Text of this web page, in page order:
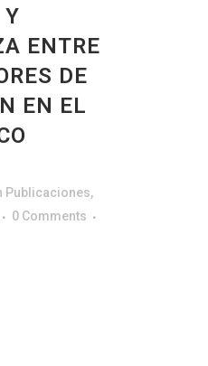
Y
ENTRE
DE
EN EL
Publicaciones,
0 Comments